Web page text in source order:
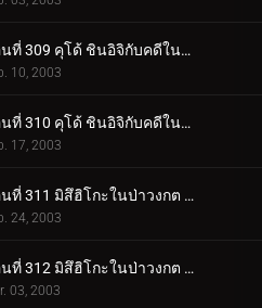
ตอนที่ 309 คุโด้ ชินอิจิกับคดีในนิวยอร์ก (ภาคสืบสวน)
10, 2003
ตอนที่ 310 คุโด้ ชินอิจิกับคดีในนิวยอร์ก (ภาคปิดคดี)
17, 2003
ตอนที่ 311 มิสึฮิโกะในป่าวงกต (ตอนแรก)
24, 2003
ตอนที่ 312 มิสึฮิโกะในป่าวงกต (ตอนจบ)
03, 2003